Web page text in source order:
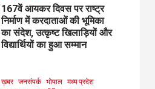
167वें आयकर दिवस पर राष्ट्र
निर्माण में करदाताओं की भूमिका
का संदेश, उत्कृष्ट खिलाड़ियों और
विद्यार्थियों का हुआ सम्मान
ख़बर जनसंपर्क भोपाल मध्य प्रदेश